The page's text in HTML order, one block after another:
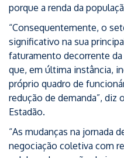
porque a renda da
“Consequentemente, o
significativo na sua
faturamento decorrente
que, em última instância,
próprio quadro de
redução de demanda”,
Estadão.
“As mudanças na jornada
negociação coletiva com